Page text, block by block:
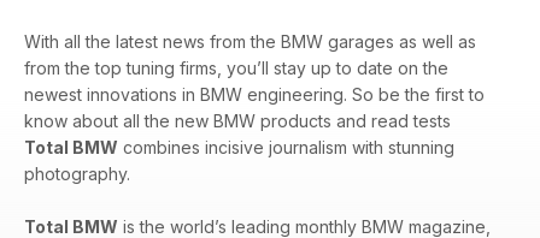
With all the latest news from the BMW garages as well as
from the top tuning firms, you’ll stay up to date on the
newest innovations in BMW engineering. So be the first to
know about all the new BMW products and read tests
Total BMW combines incisive journalism with stunning
photography.
Total BMW is the world’s leading monthly BMW magazine,